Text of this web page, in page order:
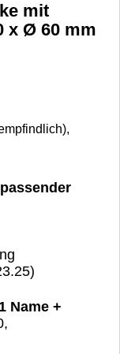
mit
x Ø 60 mm
)
Name +
,